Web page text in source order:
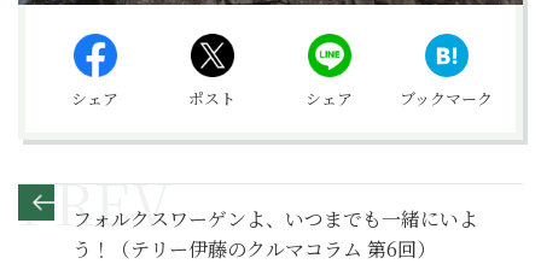
シェア ポスト シェア ブックマーク
フォルクスワーゲンよ、いつまでも一緒にいよ
う！（テリー伊藤のクルマコラム 第6回）